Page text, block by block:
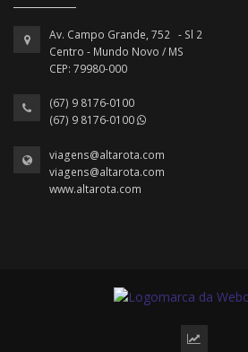
Av. Campo Grande, 752 - Sl 2
Centro - Mundo Novo / MS
CEP: 79980-000
(67) 9 8176-0100
(67) 9 8176-0100
viagens@altarota.com
viagens@altarota.com
www.altarota.com